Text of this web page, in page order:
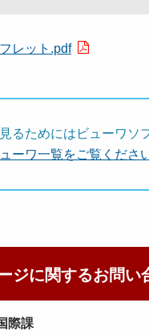
レット.pdf
るためにはビューワソ
ーワ一覧をご覧ください
ジに関するお問い
際課